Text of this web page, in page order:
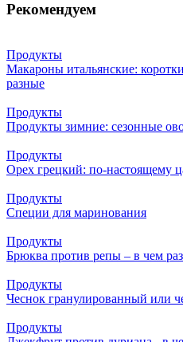
Рекомендуем
Продукты
Макароны итальянские:
разные
Продукты
Продукты зимние: сезонные
Продукты
Орех грецкий: по-настоящему
Продукты
Специи для маринования
Продукты
Брюква против репы – в чем
Продукты
Чеснок гранулированный или
Продукты